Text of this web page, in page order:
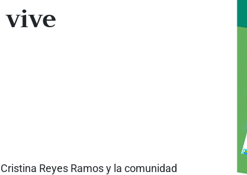
Reyes Ramos y la comunidad